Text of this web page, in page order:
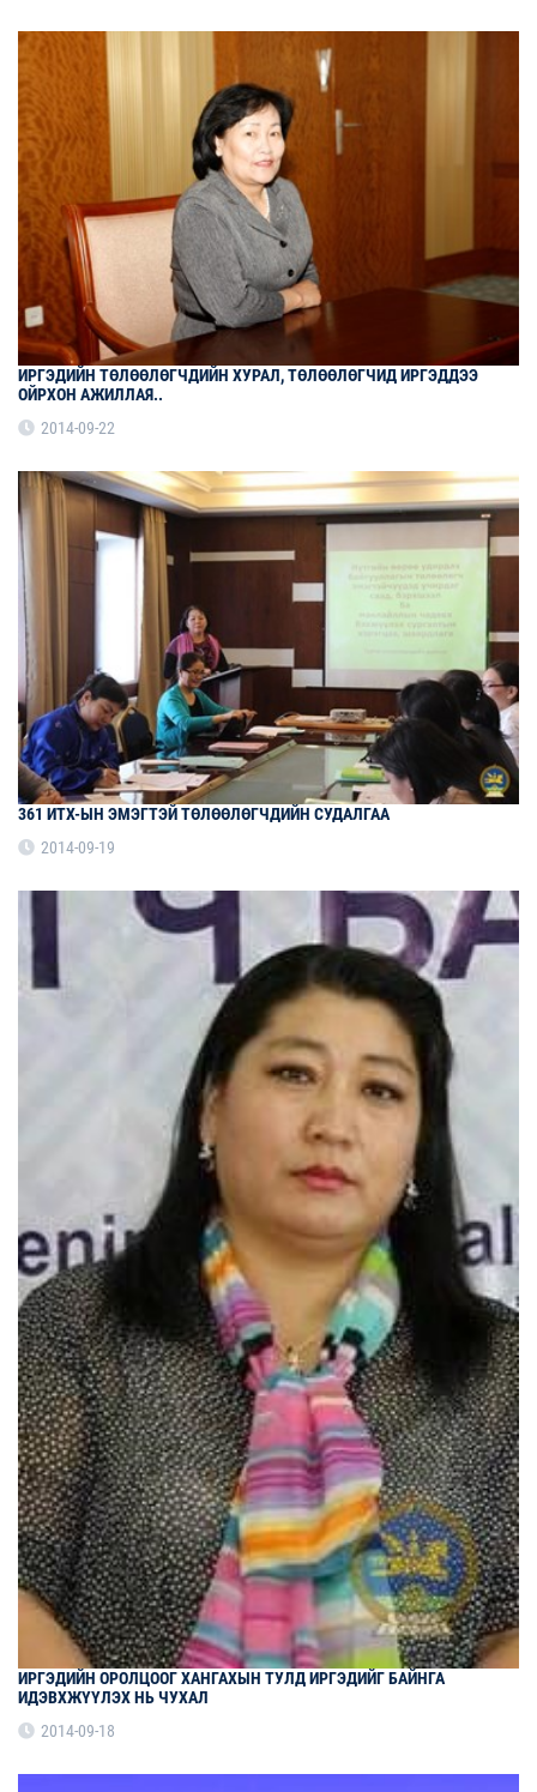
ИРГЭДИЙН ТӨЛӨӨЛӨГЧДИЙН ХУРАЛ, ТӨЛӨӨЛӨГЧИД ИРГЭДДЭЭ
ОЙРХОН АЖИЛЛАЯ..
2014-09-22
361 ИТХ-ЫН ЭМЭГТЭЙ ТӨЛӨӨЛӨГЧДИЙН СУДАЛГАА
2014-09-19
ИРГЭДИЙН ОРОЛЦООГ ХАНГАХЫН ТУЛД ИРГЭДИЙГ БАЙНГА
ИДЭВХЖҮҮЛЭХ НЬ ЧУХАЛ
2014-09-18